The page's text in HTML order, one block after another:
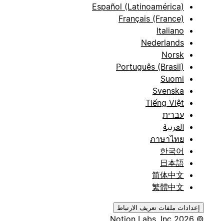
Español (Latinoamérica)
Français (France)
Italiano
Nederlands
Norsk
Português (Brasil)
Suomi
Svenska
Tiếng Việt
עברית
العربية
ภาษาไทย
한국어
日本語
简体中文
繁體中文
إعدادات ملفات تعريف الارتباط
© 2026 Notion Labs, Inc.